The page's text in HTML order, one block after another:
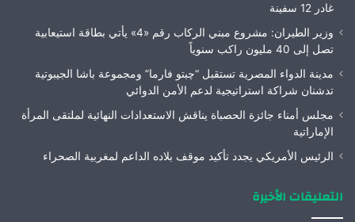
غادر 12 سفينة
وزير الطيران: مشروع مبني الركاب رقم «4» يأتي بطاقة استيعابية
تصل إلى 40 مليون راكب سنوياً
مدينة الدواء المصرية تستقبل “چبتو فارما” ومجموعة باشا الجيبوتية
تدشنان شراكة استراتيجية لدعم الأمن الدوائي
مجلس أمناء جائزة الحصباة يناقش الاستعدادات النهائية لملتقى المرأة
الإماراتية
الرئيس الأمريكي يجدد تأكيد موقف بلاده الداعم لمغربية الصحراء
التعليقات الأخيرة